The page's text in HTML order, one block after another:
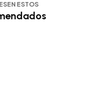
ESTOS